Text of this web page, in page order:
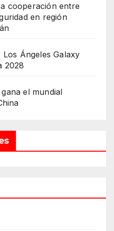
cooperación entre
en región
Ángeles Galaxy
2028
el mundial